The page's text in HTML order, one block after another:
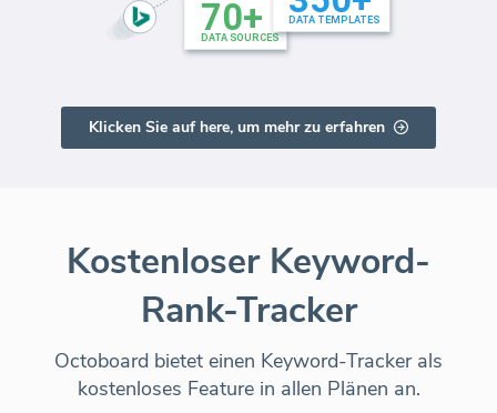
Klicken Sie auf here, um mehr zu erfahren
Kostenloser Keyword-
Rank-Tracker
Octoboard bietet einen Keyword-Tracker als
kostenloses Feature in allen Plänen an.